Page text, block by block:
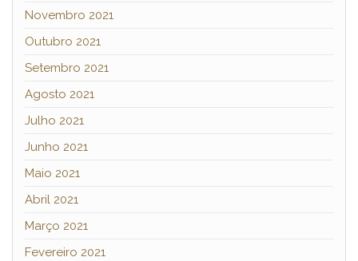
Novembro 2021
Outubro 2021
Setembro 2021
Agosto 2021
Julho 2021
Junho 2021
Maio 2021
Abril 2021
Março 2021
Fevereiro 2021